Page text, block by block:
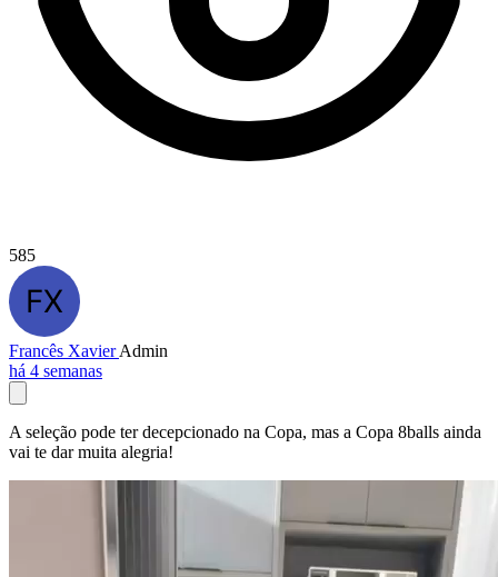
585
Francês XavierAdmin
há 4 semanas
A seleção pode ter decepcionado na Copa, mas a Copa 8balls ainda
vai te dar muita alegria!